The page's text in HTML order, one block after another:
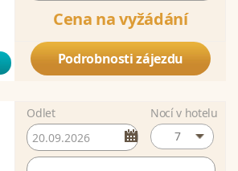
Cena na vyžádání
Podrobnosti zájezdu
Odlet
Nocí v hotelu
7